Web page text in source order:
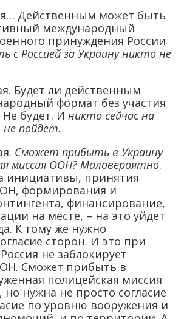
Действенным может быть
международный
принуждения России
с Россией за Украину никто не
Будет ли действенным
формат без участия
будет. И никто сейчас на
пойдет.
Сможет прибыть в Украину
миссия ООН? Маловероятно.
инициативы, принятия
формирования и
финансирование,
на месте, – на это уйдет
К тому же нужно
сторон. И это при
не заблокирует
Сможет прибыть в
полицейская миссия
нужна не просто согласие
по уровню вооружения и